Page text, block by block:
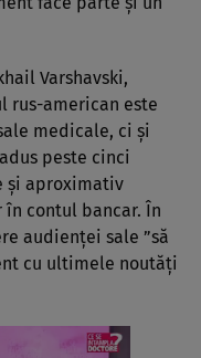
Varshavski,
rus-american este
medicale, ci şi
peste cinci
şi aproximativ
contul bancar. În
audienţei sale ”să
cu ultimele noutăţi